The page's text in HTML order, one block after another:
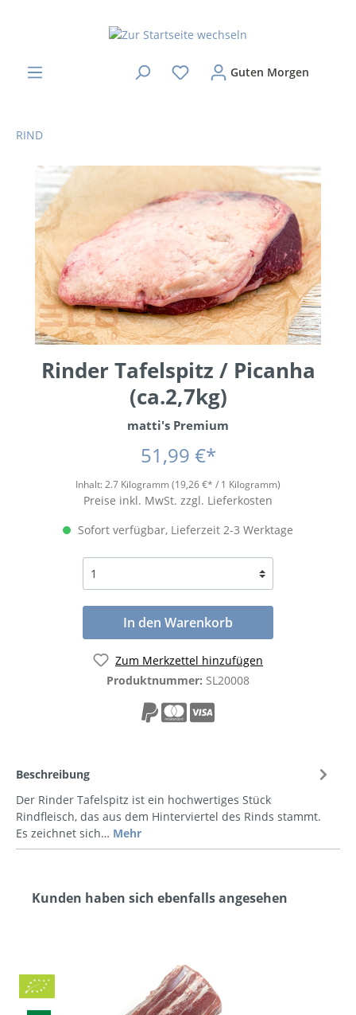
Guten Morgen
RIND
Rinder Tafelspitz / Picanha
(ca.2,7kg)
matti's Premium
51,99 €*
Inhalt:2.7 Kilogramm(19,26 €* / 1 Kilogramm)
Preise inkl. MwSt. zzgl. Lieferkosten
Sofort verfügbar, Lieferzeit 2-3 Werktage
In den Warenkorb
Zum Merkzettel hinzufügen
Produktnummer: SL20008
Beschreibung
Der Rinder Tafelspitz ist ein hochwertiges Stück
Rindfleisch, das aus dem Hinterviertel des Rinds stammt.
Es zeichnet sich… Mehr
Kunden haben sich ebenfalls angesehen
Bio